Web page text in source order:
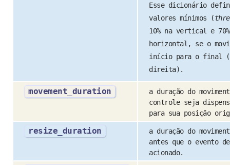
Esse dicionário
valores mínimos (
10% na vertical e
horizontal, se o
início para o final
direita).
movement_duration
a duração do
controle seja
para sua posição
resize_duration
a duração do
antes que o evento
acionado.